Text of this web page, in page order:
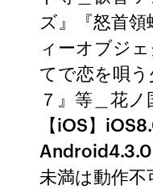
ズ』『怒首
ィーオブジ
てで恋を唄
７』等＿花
【iOS】
未満は動作不